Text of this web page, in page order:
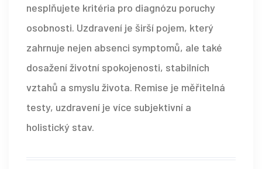
nesplňujete kritéria pro diagnózu poruchy
osobnosti. Uzdravení je širší pojem, který
zahrnuje nejen absenci symptomů, ale také
dosažení životní spokojenosti, stabilních
vztahů a smyslu života. Remise je měřitelná
testy, uzdravení je více subjektivní a
holistický stav.